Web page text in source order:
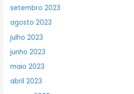
setembro 2023
agosto 2023
julho 2023
junho 2023
maio 2023
abril 2023